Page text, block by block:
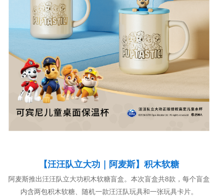
【汪汪队立大功 ｜阿麦斯】 积木软糖
阿麦斯推出汪汪队立大功积木软糖盲盒。本次盲盒共8款，每个盲盒
内含两包积木软糖、随机一款汪汪队玩具和一张玩具卡片。